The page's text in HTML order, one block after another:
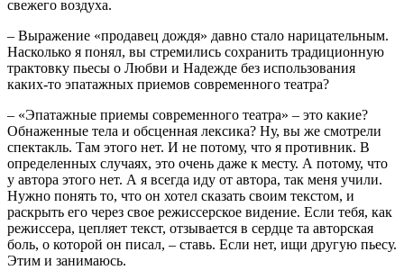
свежего воздуха.
– Выражение «продавец дождя» давно стало нарицательным.
Насколько я понял, вы стремились сохранить традиционную
трактовку пьесы о Любви и Надежде без использования
каких-то эпатажных приемов современного театра?
– «Эпатажные приемы современного театра» – это какие?
Обнаженные тела и обсценная лексика? Ну, вы же смотрели
спектакль. Там этого нет. И не потому, что я противник. В
определенных случаях, это очень даже к месту. А потому, что
у автора этого нет. А я всегда иду от автора, так меня учили.
Нужно понять то, что он хотел сказать своим текстом, и
раскрыть его через свое режиссерское видение. Если тебя, как
режиссера, цепляет текст, отзывается в сердце та авторская
боль, о которой он писал, – ставь. Если нет, ищи другую пьесу.
Этим и занимаюсь.